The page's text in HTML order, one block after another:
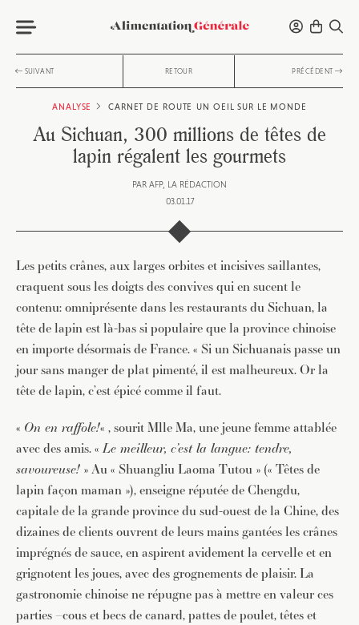
SUIVANT RETOUR PRÉCÉDENT
ANALYSE CARNET DE ROUTE UN OEIL SUR LE MONDE
Au Sichuan, 300 millions de têtes de
lapin régalent les gourmets
PAR AFP LA RÉDACTION
03.01.17
Les petits crânes, aux larges orbites et incisives saillantes,
craquent sous les doigts des convives qui en sucent le
contenu: omniprésente dans les restaurants du Sichuan, la
tête de lapin est là-bas si populaire que la province chinoise
en importe désormais de France. « Si un Sichuanais passe un
jour sans manger de plat pimenté, il est malheureux. Or la
tête de lapin, c’est épicé comme il faut.
« On en raffole!« , sourit Mlle Ma, une jeune femme attablée
avec des amis. «Le meilleur, c’est la langue: tendre,
savoureuse! » Au « Shuangliu Laoma Tutou » (« Têtes de
lapin façon maman »), enseigne réputée de Chengdu,
capitale de la grande province du sud-ouest de la Chine, des
dizaines de clients ouvrent de leurs mains gantées les crânes
imprégnés de sauce, en aspirent avidement la cervelle et en
grignotent les joues, avec des grognements de plaisir. La
gastronomie chinoise ne répugne pas à mettre en valeur ces
parties –cous et becs de canard, pattes de poulet, têtes et